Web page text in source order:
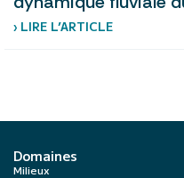
› LIRE L’ARTICLE
Domaines
Milieux